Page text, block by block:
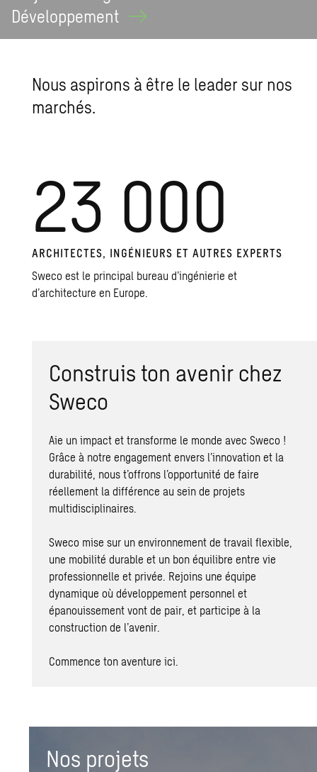
Développement
Nous aspirons à être le leader sur nos
marchés.
23 000
ARCHITECTES, INGÉNIEURS ET AUTRES EXPERTS
Sweco est le principal bureau d’ingénierie et
d’architecture en Europe.
Construis ton avenir chez
Sweco
Aie un impact et transforme le monde avec Sweco !
Grâce à notre engagement envers l’innovation et la
durabilité, nous t’offrons l’opportunité de faire
réellement la différence au sein de projets
multidisciplinaires.
Sweco mise sur un environnement de travail flexible,
une mobilité durable et un bon équilibre entre vie
professionnelle et privée. Rejoins une équipe
dynamique où développement personnel et
épanouissement vont de pair, et participe à la
construction de l’avenir.
Commence ton aventure ici.
Nos projets